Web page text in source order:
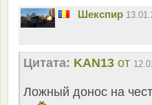
Шекспир
Цитата: KAN13 от
Ложный донос на